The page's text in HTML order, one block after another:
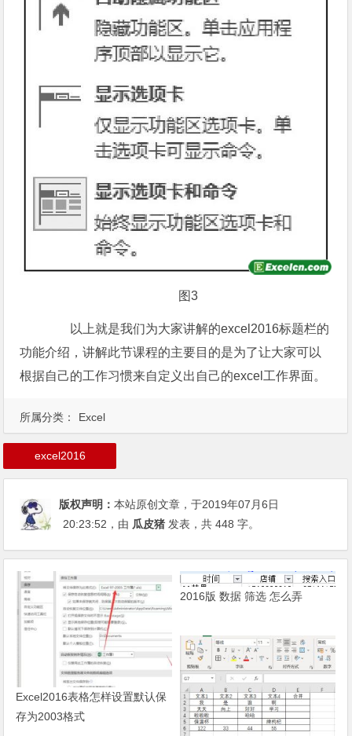
图3
以上就是我们为大家讲解的excel2016标题栏的
功能介绍，讲解此节课程的主要目的是为了让大家可以
根据自己的工作习惯来自定义出自己的excel工作界面。
所属分类： Excel
excel2016
版权声明：本站原创文章，于2019年07月6日
20:23:52 ，由 瓜皮猪 发表，共 448 字。
Excel2016表格怎样设置默认保
存为2003格式
2016版 数据 筛选 怎么弄